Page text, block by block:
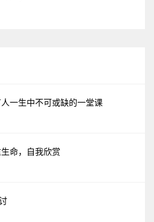
一生中不可或缺的一堂课
命，自我欣赏